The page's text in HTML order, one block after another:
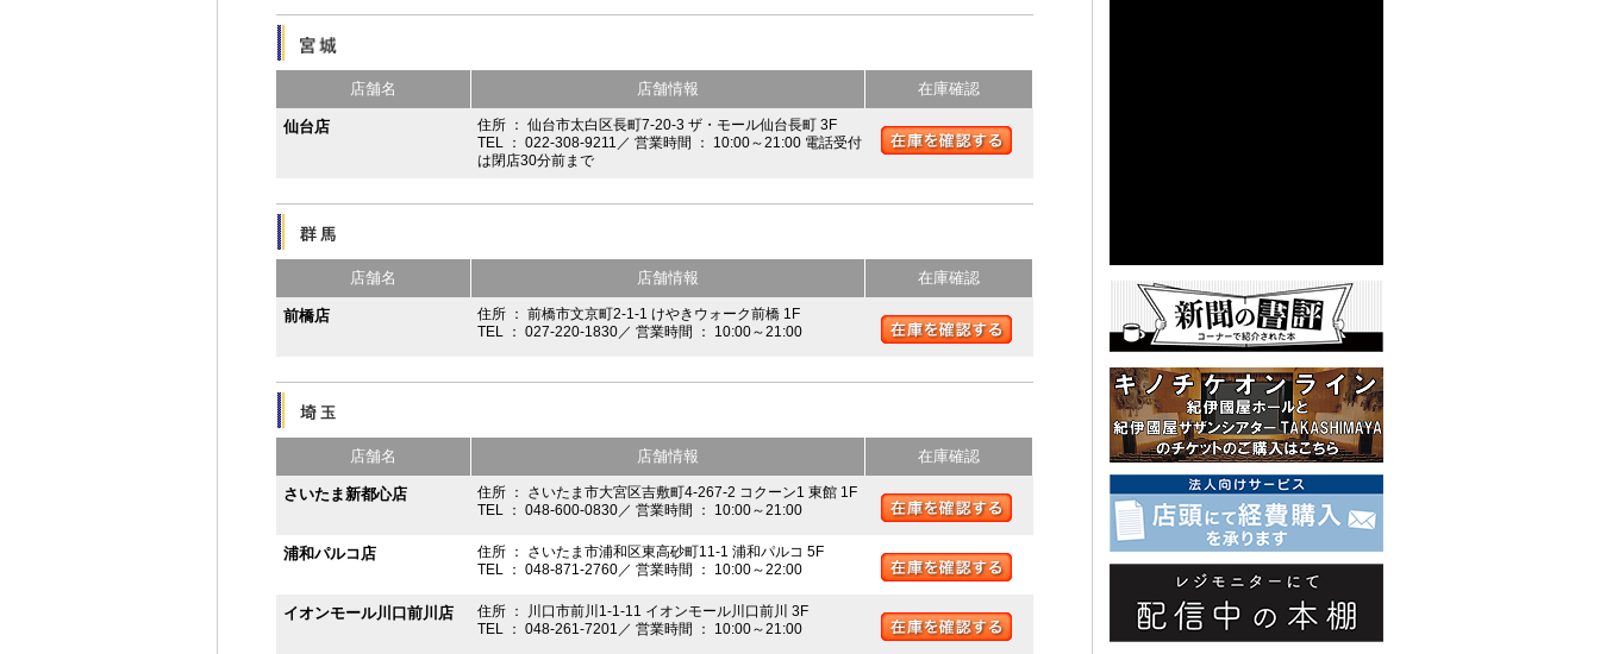
店舗名 店舗情報 在庫確認
仙台店
住所 ： 仙台市太白区長町7-20-3 ザ・モール仙台長町 3F
TEL ： 022-308-9211／ 営業時間 ： 10:00～21:00 電話受付
は閉店30分前まで
店舗名 店舗情報 在庫確認
前橋店
住所 ： 前橋市文京町2-1-1 けやきウォーク前橋 1F
TEL ： 027-220-1830／ 営業時間 ： 10:00～21:00
店舗名 店舗情報 在庫確認
さいたま新都心店
住所 ： さいたま市大宮区吉敷町4-267-2 コクーン1 東館 1F
TEL ： 048-600-0830／ 営業時間 ： 10:00～21:00
浦和パルコ店
住所 ： さいたま市浦和区東高砂町11-1 浦和パルコ 5F
TEL ： 048-871-2760／ 営業時間 ： 10:00～22:00
イオンモール川口前川店
住所 ： 川口市前川1-1-11 イオンモール川口前川 3F
TEL ： 048-261-7201／ 営業時間 ： 10:00～21:00